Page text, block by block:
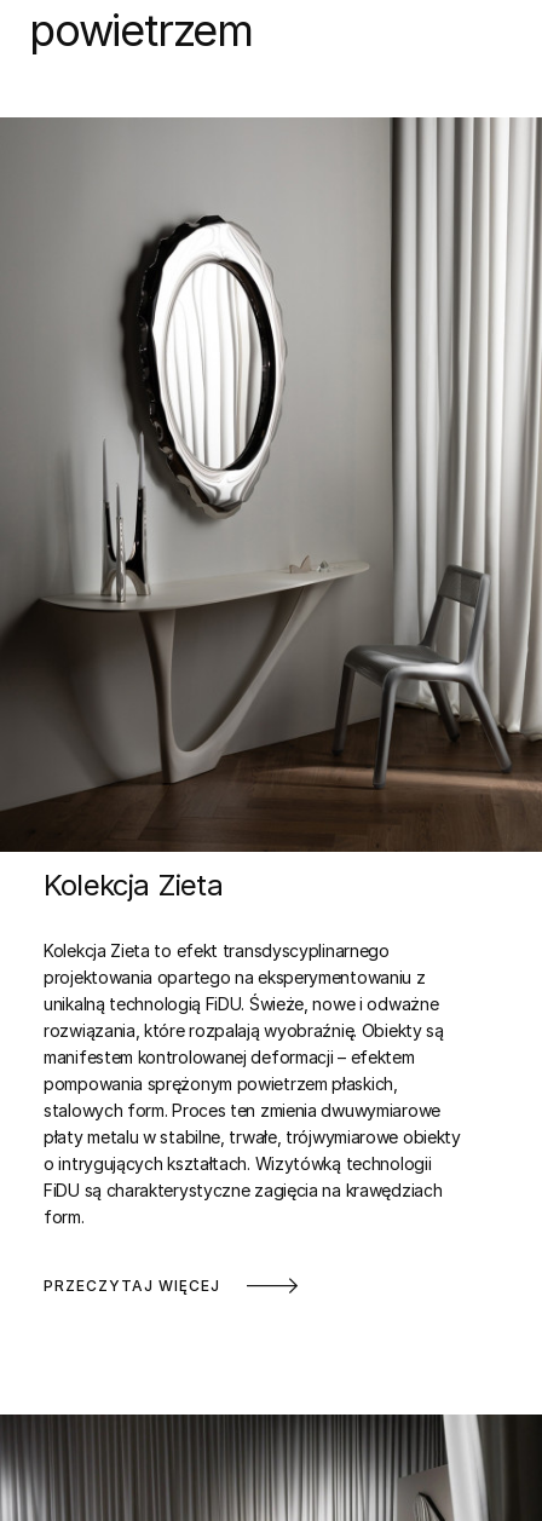
powietrzem
Kolekcja Zieta
Kolekcja Zieta to efekt transdyscyplinarnego
projektowania opartego na eksperymentowaniu z
unikalną technologią FiDU. Świeże, nowe i odważne
rozwiązania, które rozpalają wyobraźnię. Obiekty są
manifestem kontrolowanej deformacji – efektem
pompowania sprężonym powietrzem płaskich,
stalowych form. Proces ten zmienia dwuwymiarowe
płaty metalu w stabilne, trwałe, trójwymiarowe obiekty
o intrygujących kształtach. Wizytówką technologii
FiDU są charakterystyczne zagięcia na krawędziach
form.
PRZECZYTAJ WIĘCEJ